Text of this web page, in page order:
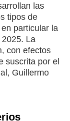
las
tipos de
particular la
La
con efectos
suscrita por el
Guillermo